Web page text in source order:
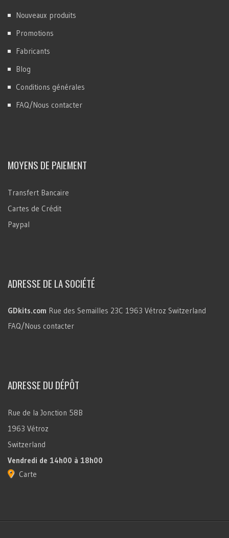
Nouveaux produits
Promotions
Fabricants
Blog
Conditions générales
FAQ/Nous contacter
MOYENS DE PAIEMENT
Transfert Bancaire
Cartes de Crédit
Paypal
ADRESSE DE LA SOCIÉTÉ
GDkits.com Rue des Semailles 23C 1963 Vétroz Switzerland
FAQ/Nous contacter
ADRESSE DU DÉPÔT
Rue de la Jonction 58B
1963 Vétroz
Switzerland
Vendredi de 14h00 à 18h00
Carte